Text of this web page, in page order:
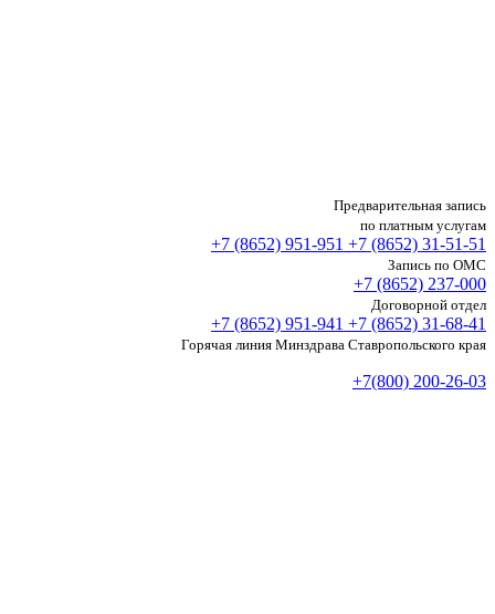
Предварительная запись
по платным услугам
+7 (8652) 951-951 +7 (8652) 31-51-51
Запись по ОМС
+7 (8652) 237-000
Договорной отдел
+7 (8652) 951-941 +7 (8652) 31-68-41
Горячая линия Минздрава Ставропольского края
+7(800) 200-26-03